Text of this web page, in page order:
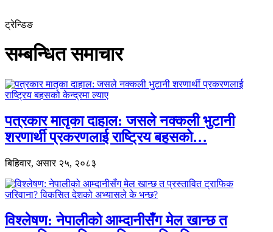
ट्रेन्डिङ
सम्बन्धित समाचार
पत्रकार मातृका दाहाल: जसले नक्कली भुटानी
शरणार्थी प्रकरणलाई राष्ट्रिय बहसको…
बिहिवार, असार २५, २०८३
विश्लेषण: नेपालीको आम्दानीसँग मेल खान्छ त